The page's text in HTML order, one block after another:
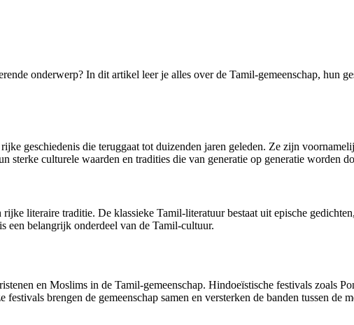
onderwerp? In dit artikel leer je alles over de Tamil-gemeenschap, hun
geschiedenis die teruggaat tot duizenden jaren geleden. Ze zijn
culturele waarden en tradities die van generatie op generatie worden
literaire traditie. De klassieke Tamil-literatuur bestaat uit epische
een belangrijk onderdeel van de Tamil-cultuur.
en Moslims in de Tamil-gemeenschap. Hindoeïstische festivals zoals
brengen de gemeenschap samen en versterken de banden tussen de